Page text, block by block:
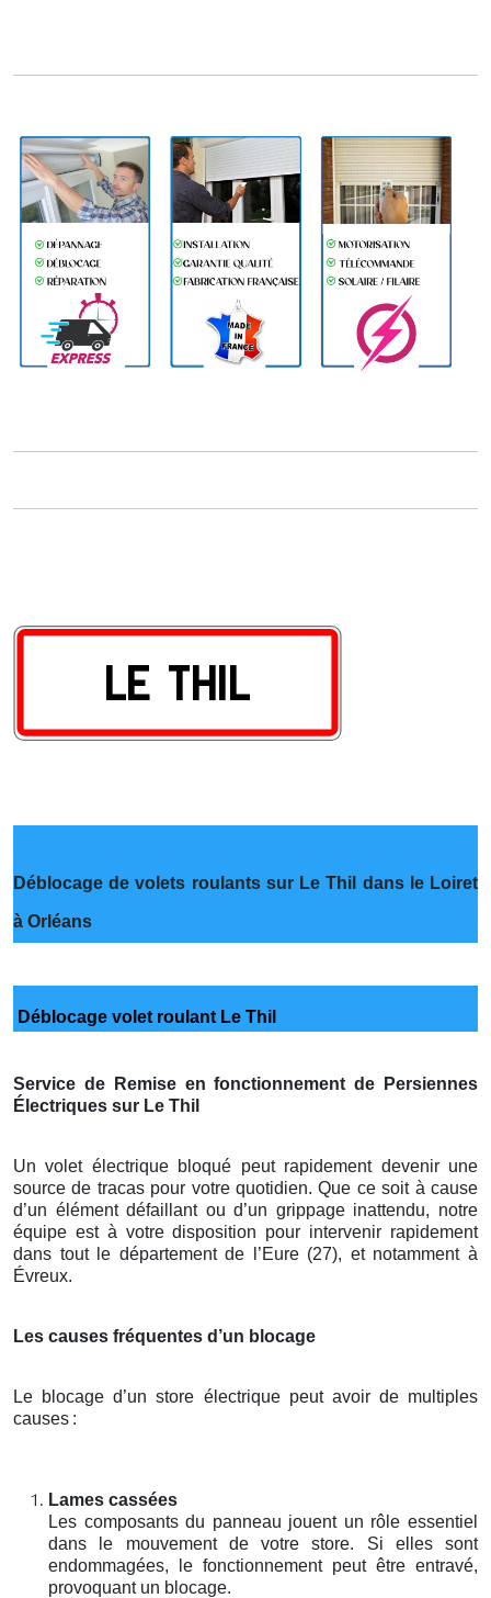
Déblocage de volets roulants sur Le Thil dans le Loiret
à Orléans
Déblocage volet roulant Le Thil
Service de Remise en fonctionnement de Persiennes
Électriques sur Le Thil
Un volet électrique bloqué peut rapidement devenir une
source de tracas pour votre quotidien. Que ce soit à cause
d’un élément défaillant ou d’un grippage inattendu, notre
équipe est à votre disposition pour intervenir rapidement
dans tout le département de l’Eure (27), et notamment à
Évreux.
Les causes fréquentes d’un blocage
Le blocage d’un store électrique peut avoir de multiples
causes :
Lames cassées
Les composants du panneau jouent un rôle essentiel
dans le mouvement de votre store. Si elles sont
endommagées, le fonctionnement peut être entravé,
provoquant un blocage.